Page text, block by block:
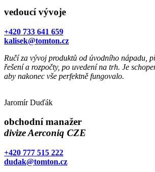
vedoucí vývoje
+420 733 641 659
kalisek@tomton.cz
Ručí za vývoj produktů od úvodního nápadu,
řešení a rozpočty, po uvedení na trh. Je
aby nakonec vše perfektně fungovalo.
Jaromír Duďák
obchodní manažer
divize Aerconiq CZE
+420 777 515 222
dudak@tomton.cz